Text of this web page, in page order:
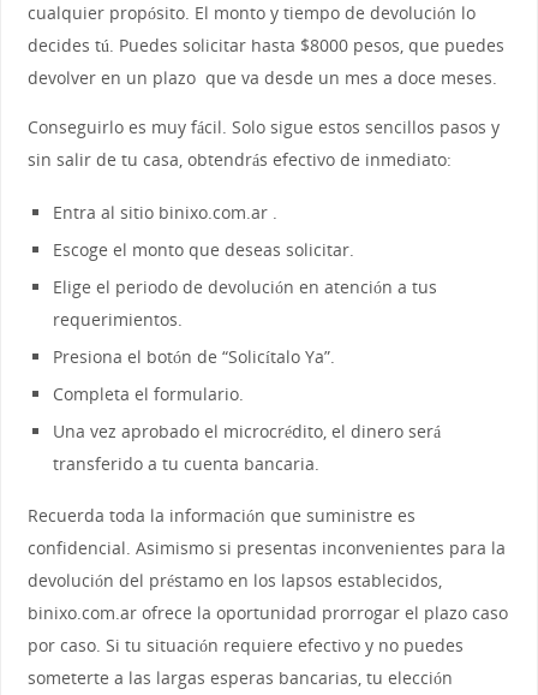
cualquier propósito. El monto y tiempo de devolución lo
decides tú. Puedes solicitar hasta $8000 pesos, que puedes
devolver en un plazo que va desde un mes a doce meses.
Conseguirlo es muy fácil. Solo sigue estos sencillos pasos y
sin salir de tu casa, obtendrás efectivo de inmediato:
Entra al sitio binixo.com.ar .
Escoge el monto que deseas solicitar.
Elige el periodo de devolución en atención a tus
requerimientos.
Presiona el botón de “Solicítalo Ya”.
Completa el formulario.
Una vez aprobado el microcrédito, el dinero será
transferido a tu cuenta bancaria.
Recuerda toda la información que suministre es
confidencial. Asimismo si presentas inconvenientes para la
devolución del préstamo en los lapsos establecidos,
binixo.com.ar ofrece la oportunidad prorrogar el plazo caso
por caso. Si tu situación requiere efectivo y no puedes
someterte a las largas esperas bancarias, tu elección